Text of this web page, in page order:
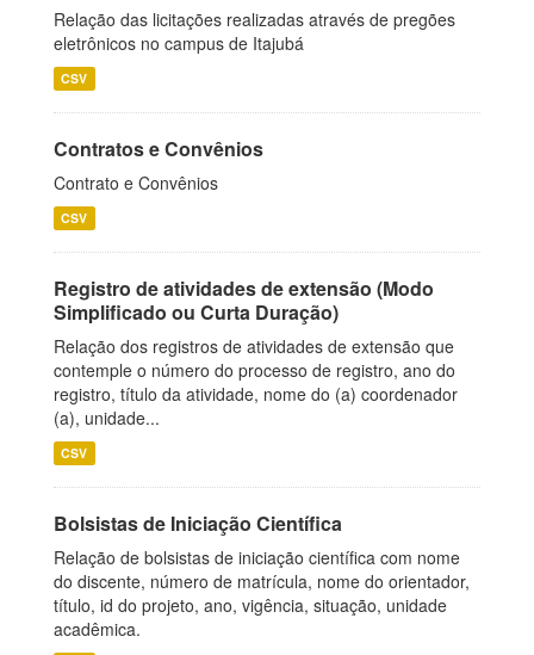
Relação das licitações realizadas através de pregões
eletrônicos no campus de Itajubá
CSV
Contratos e Convênios
Contrato e Convênios
CSV
Registro de atividades de extensão (Modo
Simplificado ou Curta Duração)
Relação dos registros de atividades de extensão que
contemple o número do processo de registro, ano do
registro, título da atividade, nome do (a) coordenador
(a), unidade...
CSV
Bolsistas de Iniciação Científica
Relação de bolsistas de iniciação científica com nome
do discente, número de matrícula, nome do orientador,
título, id do projeto, ano, vigência, situação, unidade
acadêmica.